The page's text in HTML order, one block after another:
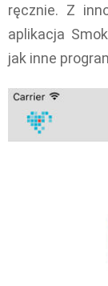
ręcznie. Z
aplikacja
jak inne